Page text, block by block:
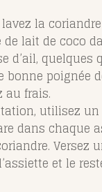
la
de lait de coco
d’ail, quelques
bonne poignée
au frais.
utilisez
dans chaque
Versez
et le